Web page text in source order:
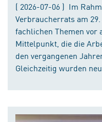
( 2026-07-06 ) Im
Verbraucherrats am
fachlichen Themen vor
Mittelpunkt, die die
den vergangenen
Gleichzeitig wurden